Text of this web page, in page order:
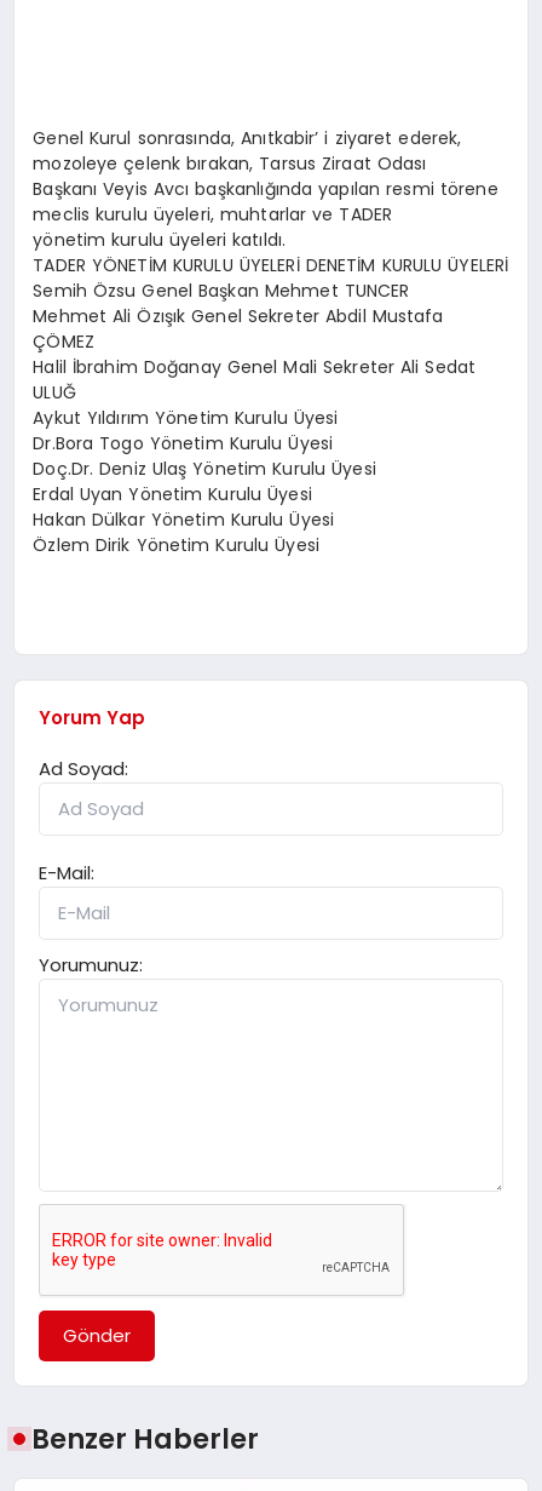
Genel Kurul sonrasında, Anıtkabir’ i ziyaret ederek,
mozoleye çelenk bırakan, Tarsus Ziraat Odası
Başkanı Veyis Avcı başkanlığında yapılan resmi törene
meclis kurulu üyeleri, muhtarlar ve TADER
yönetim kurulu üyeleri katıldı.
TADER YÖNETİM KURULU ÜYELERİ DENETİM KURULU ÜYELERİ
Semih Özsu Genel Başkan Mehmet TUNCER
Mehmet Ali Özışık Genel Sekreter Abdil Mustafa
ÇÖMEZ
Halil İbrahim Doğanay Genel Mali Sekreter Ali Sedat
ULUĞ
Aykut Yıldırım Yönetim Kurulu Üyesi
Dr.Bora Togo Yönetim Kurulu Üyesi
Doç.Dr. Deniz Ulaş Yönetim Kurulu Üyesi
Erdal Uyan Yönetim Kurulu Üyesi
Hakan Dülkar Yönetim Kurulu Üyesi
Özlem Dirik Yönetim Kurulu Üyesi
Yorum Yap
Ad Soyad:
E-Mail:
Yorumunuz:
Gönder
Benzer Haberler